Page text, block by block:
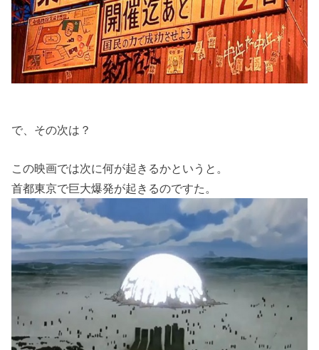
で、その次は？
この映画では次に何が起きるかというと。
首都東京で巨大爆発が起きるのですた。